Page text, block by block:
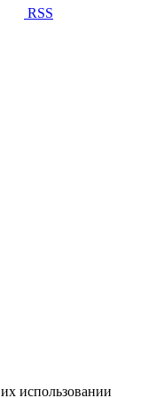
RSS
использовании